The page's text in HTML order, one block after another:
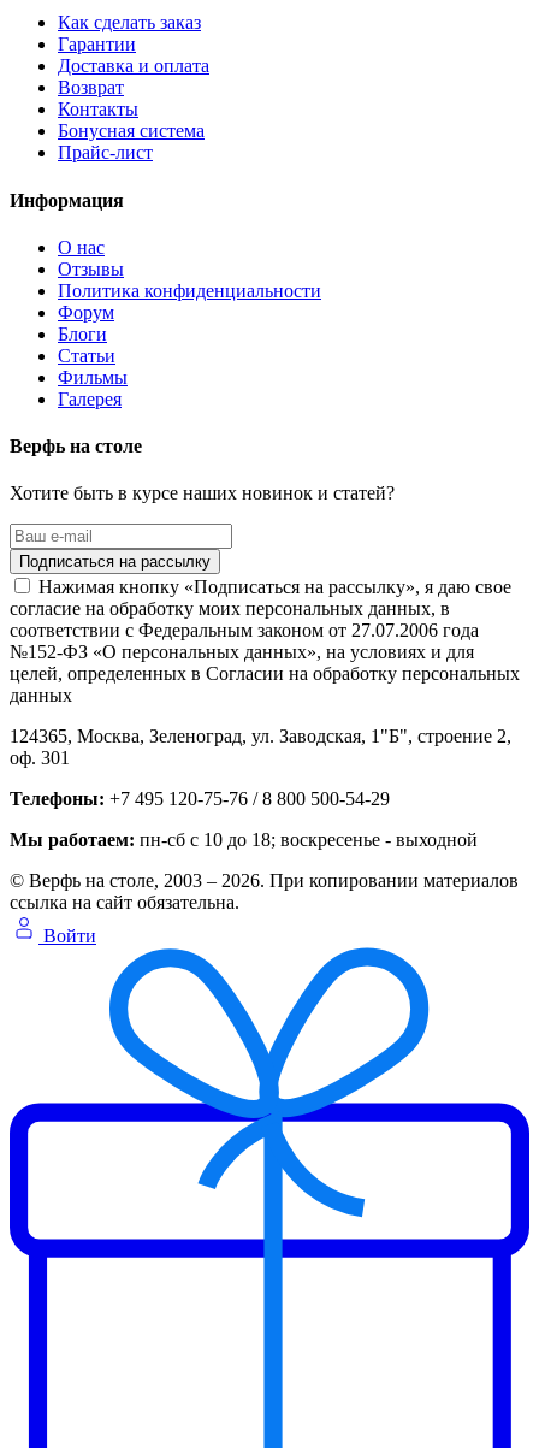
Как сделать заказ
Гарантии
Доставка и оплата
Возврат
Контакты
Бонусная система
Прайс-лист
Информация
О нас
Отзывы
Политика конфиденциальности
Форум
Блоги
Статьи
Фильмы
Галерея
Верфь на столе
Хотите быть в курсе наших новинок и статей?
Нажимая кнопку «Подписаться на рассылку», я даю свое
согласие на обработку моих персональных данных, в
соответствии с Федеральным законом от 27.07.2006 года
№152-ФЗ «О персональных данных», на условиях и для
целей, определенных в Согласии на обработку персональных
данных
124365, Москва, Зеленоград, ул. Заводская, 1"Б", строение 2,
оф. 301
Телефоны: +7 495 120-75-76 / 8 800 500-54-29
Мы работаем: пн-сб с 10 до 18; воскресенье - выходной
© Верфь на столе, 2003 – 2026. При копировании материалов
ссылка на сайт обязательна.
Войти